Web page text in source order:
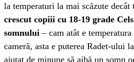
la temperaturi la mai scăzute decât
crescut copiii cu 18-19 grade
somnului – cam atât e
cameră, asta e puterea Radet-ului
ajutat de minune să aibă un somn